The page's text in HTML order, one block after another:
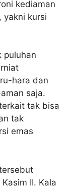
kediaman
yakni kursi
puluhan
hara dan
saja.
tak bisa
tak
emas
II. Kala